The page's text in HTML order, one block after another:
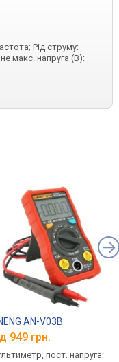
Рід струму:
макс. напруга (В):
AN-V03B
949 грн.
пост. напруга: